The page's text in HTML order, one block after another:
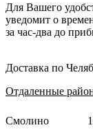
Для Вашего
уведомит о
за час-два до
Доставка по
Отдаленные
Смолино